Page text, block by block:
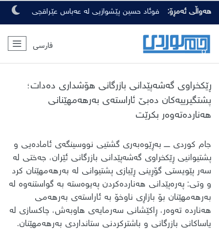
هەواڵی ئەمڕۆ: فوئاد حسین پێشوازیی لە عەباس عێراقچی
کرد
فارسی
ڕێکخراوی گەشەپێدانی بازرگانی هۆشداری دەدات؛
پشتگیرییەکان دەبێ ئاراستەی بەرهەمهێنانی
هەناردەتەوەر بکرێت
جام کوردی ــــ بەڕێوەبەری گشتیی نووسینگەی ئامادەیی و
پشتیوانیی ڕێکخراوی گەشەپێدانی بازرگانی ئێران، جەختی لە
سەر پێویستی گۆڕینی ڕێبازی پشتیوانی لە بەرهەمهێنان کرد
و وتی: پەرەپێدانی هەناردەکردن پەیوەستە بە گواستنەوە لە
بەرهەمهێنان بۆ بازاڕی ناوخۆ بە ئاراستەی بەرهەمی
هەناردە تەوەر، ڕاکێشانی سەرمایەی هاوبەش، چاکسازی لە
یاساکانی بازرگانی و باشترکردنی ستانداردی بەرهەمهێنان.